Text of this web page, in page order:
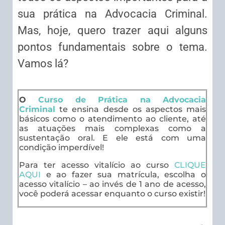
sua prática na Advocacia Criminal.
Mas, hoje, quero trazer aqui alguns
pontos fundamentais sobre o tema.
Vamos lá?
OCurso de Prática na Advocacia
Criminal te ensina desde os aspectos mais
básicos como o atendimento ao cliente, até
as atuações mais complexas como a
sustentação oral. E ele está com uma
condição imperdível!
Para ter acesso vitalício ao curso CLIQUE
AQUI e ao fazer sua matrícula, escolha o
acesso vitalício – ao invés de 1 ano de acesso,
você poderá acessar enquanto o curso existir!